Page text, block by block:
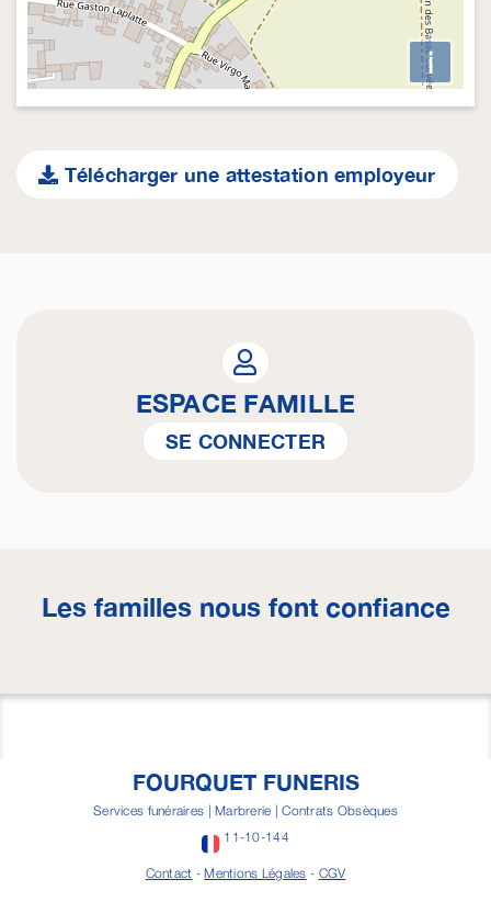
i
Télécharger une attestation employeur
ESPACE FAMILLE
SE CONNECTER
Les familles nous font confiance
FOURQUET FUNERIS
Services funéraires | Marbrerie | Contrats Obsèques
11-10-144
Contact -Mentions Légales - CGV